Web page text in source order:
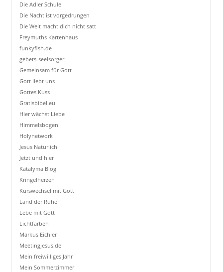
Die Adler Schule
Die Nacht ist vorgedrungen
Die Welt macht dich nicht satt
Freymuths Kartenhaus
funkyfish.de
gebets-seelsorger
Gemeinsam für Gott
Gott liebt uns
Gottes Kuss
Gratisbibel.eu
Hier wächst Liebe
Himmelsbogen
Holynetwork
Jesus Natürlich
Jetzt und hier
Katalyma Blog
Kringelherzen
Kurswechsel mit Gott
Land der Ruhe
Lebe mit Gott
Lichtfarben
Markus Eichler
Meetingjesus.de
Mein freiwilliges Jahr
Mein Sommerzimmer